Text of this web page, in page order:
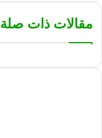
مقالات ذات صلة